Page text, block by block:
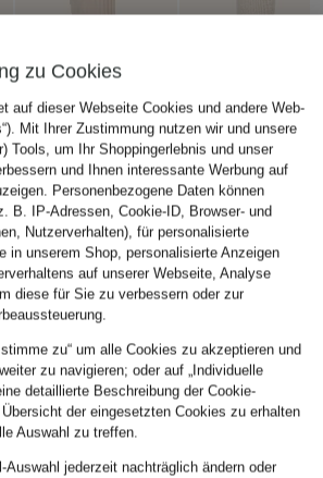
darling harbour
Strickjacke mit
Cashmere
199,99 €
SOFT GOAT
Strickjacke aus
Cashmere
269,99 €
zu Cookies
auf dieser Webseite Cookies und andere Web-
Mit Ihrer Zustimmung nutzen wir und unsere
Tools, um Ihr Shoppingerlebnis und unser
und Ihnen interessante Werbung auf
Personenbezogene Daten können
B. IP-Adressen, Cookie-ID, Browser- und
Nutzerverhalten), für personalisierte
in unserem Shop, personalisierte Anzeigen
auf unserer Webseite, Analyse
diese für Sie zu verbessern oder zur
zu“ um alle Cookies zu akzeptieren und
zu navigieren; oder auf „Individuelle
detaillierte Beschreibung der Cookie-
der eingesetzten Cookies zu erhalten
Auswahl zu treffen.
Auswahl jederzeit nachträglich ändern oder